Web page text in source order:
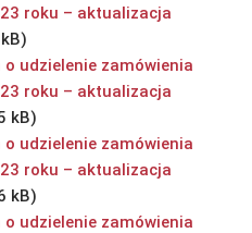
roku – aktualizacja
udzielenie zamówienia
roku – aktualizacja
udzielenie zamówienia
roku – aktualizacja
udzielenie zamówienia